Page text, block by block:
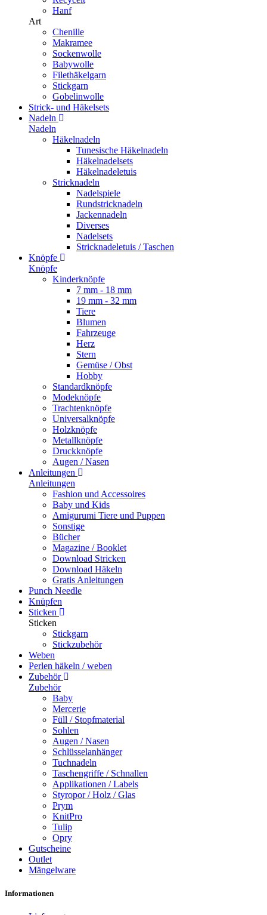
Hanf
Art
Chenille
Makramee
Sockenwolle
Babywolle
Filethäkelgarn
Stickgarn
Gobelinwolle
Strick- und Häkelsets
Nadeln
Nadeln
Häkelnadeln
Tunesische Häkelnadeln
Häkelnadelsets
Häkelnadeletuis
Stricknadeln
Nadelspiele
Rundstricknadeln
Jackennadeln
Diverses
Nadelsets
Stricknadeletuis / Taschen
Knöpfe
Knöpfe
Kinderknöpfe
7 mm - 18 mm
19 mm - 32 mm
Tiere
Blumen
Fahrzeuge
Herz
Stern
Gemüse / Obst
Hobby
Standardknöpfe
Modeknöpfe
Trachtenknöpfe
Universalknöpfe
Holzknöpfe
Metallknöpfe
Druckknöpfe
Augen / Nasen
Anleitungen
Anleitungen
Fashion und Accessoires
Baby und Kids
Amigurumi Tiere und Puppen
Sonstige
Bücher
Magazine / Booklet
Download Stricken
Download Häkeln
Gratis Anleitungen
Punch Needle
Knüpfen
Sticken
Sticken
Stickgarn
Stickzubehör
Weben
Perlen häkeln / weben
Zubehör
Zubehör
Baby
Mercerie
Füll / Stopfmaterial
Sohlen
Augen / Nasen
Schlüsselanhänger
Tuchnadeln
Taschengriffe / Schnallen
Applikationen / Labels
Styropor / Holz / Glas
Prym
KnitPro
Tulip
Opry
Gutscheine
Outlet
Mängelware
Informationen